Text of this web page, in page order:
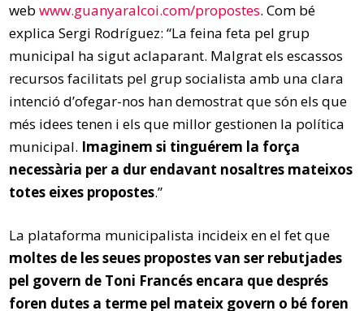
webwww.guanyaralcoi.com/propostes. Com bé
explica Sergi Rodríguez: “La feina feta pel grup
municipal ha sigut aclaparant. Malgrat els escassos
recursos facilitats pel grup socialista amb una clara
intenció d’ofegar-nos han demostrat que són els que
més idees tenen i els que millor gestionen la política
municipal. Imaginem si tinguérem la força
necessària per a dur endavant nosaltres mateixos
totes eixes propostes.”
La plataforma municipalista incideix en el fet que
moltes de les seues propostes van ser rebutjades
pel govern de Toni Francés encara que després
foren dutes a terme pel mateix govern o bé foren